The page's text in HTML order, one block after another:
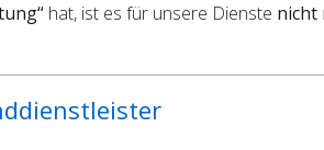
hat, ist es für unsere Dienste nicht